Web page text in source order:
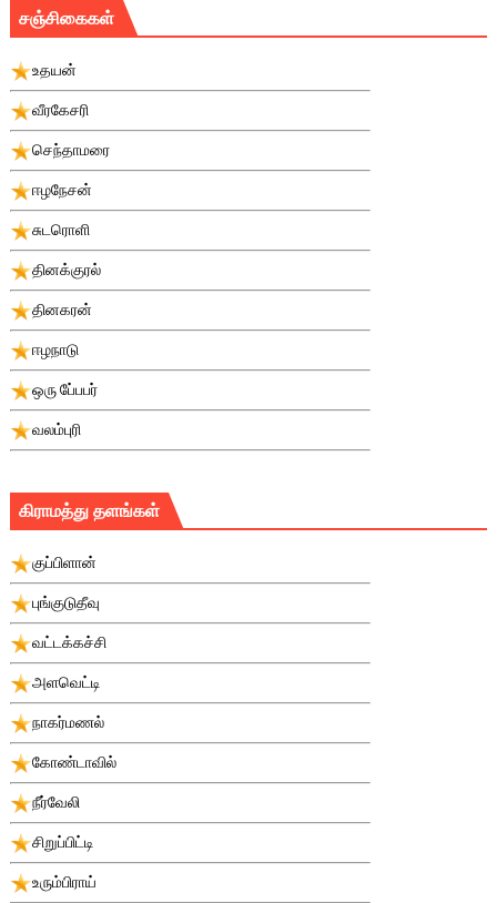
சஞ்சிகைகள்
உதயன்
வீரகேசரி
செந்தாமரை
ஈழநேசன்
சுடரொளி
தினக்குரல்
தினகரன்
ஈழநாடு
ஒரு பே்பபர்
வலம்புரி
கிராமத்து தளங்கள்
குப்பிளான்
புங்குடுதீவு
வட்டக்கச்சி
அளவெட்டி
நாகர்மணல்
கோண்டாவில்
நீர்வேலி
சிறுப்பிட்டி
உரும்பிராய்